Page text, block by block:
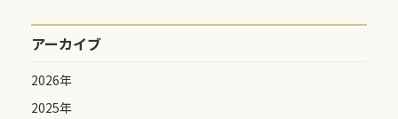
アーカイブ
2026年
2025年